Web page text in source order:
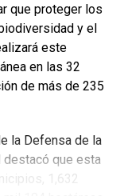
que proteger los
y el
este
en las 32
de más de 235
la Defensa de la
destacó que esta
1,632